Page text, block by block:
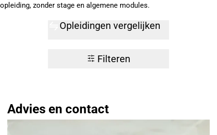
opleiding, zonder stage en algemene modules.
Opleidingen vergelijken
Filteren
Advies en contact